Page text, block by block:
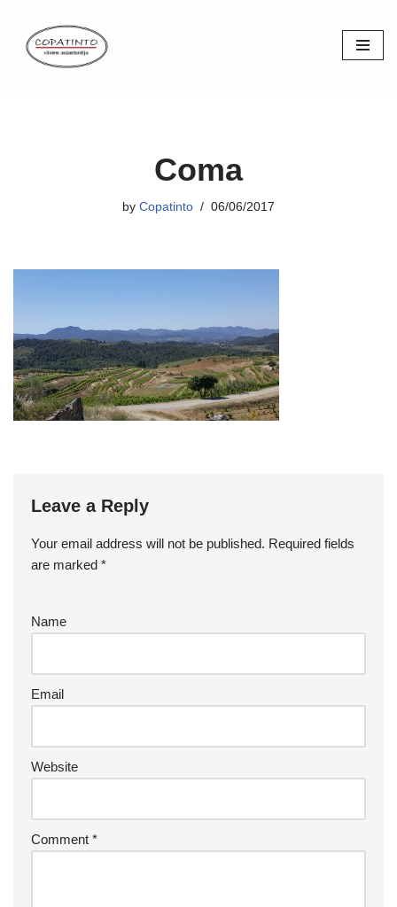
Skip
Coma
by Copatinto 06/06/2017
Leave a Reply
Your email address will not be published. Required fields
are marked *
Name
Email
Website
Comment *